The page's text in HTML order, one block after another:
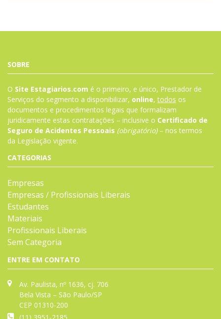
SOBRE
O Site Estagiarios.com é o primeiro, e único, Prestador de
Serviços do segmento a disponibilizar, online,todos os
documentos e procedimentos legais que formalizam
juridicamente estas contratações – inclusive o Certificado de
Seguro de Acidentes Pessoais (obrigatório)– nos termos
da Legislação vigente.
CATEGORIAS
Empresas
Empresas / Profissionais Liberais
Estudantes
Materiais
Profissionais Liberais
Sem Categoria
ENTRE EM CONTATO
Av. Paulista, nº 1636, cj. 706
Bela Vista – São Paulo/SP
CEP 01310-200